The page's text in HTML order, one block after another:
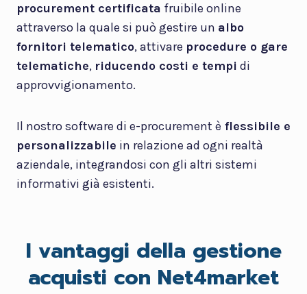
procurement certificata fruibile online
attraverso la quale si può gestire un albo
fornitori telematico, attivare procedure o gare
telematiche, riducendo costi e tempi di
approvvigionamento.
Il nostro software di e-procurement è flessibile e
personalizzabile in relazione ad ogni realtà
aziendale, integrandosi con gli altri sistemi
informativi già esistenti.
I vantaggi della gestione
acquisti con Net4market